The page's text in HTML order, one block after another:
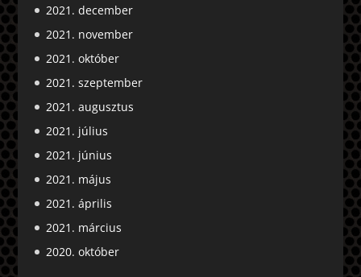
2021. december
2021. november
2021. október
2021. szeptember
2021. augusztus
2021. július
2021. június
2021. május
2021. április
2021. március
2020. október